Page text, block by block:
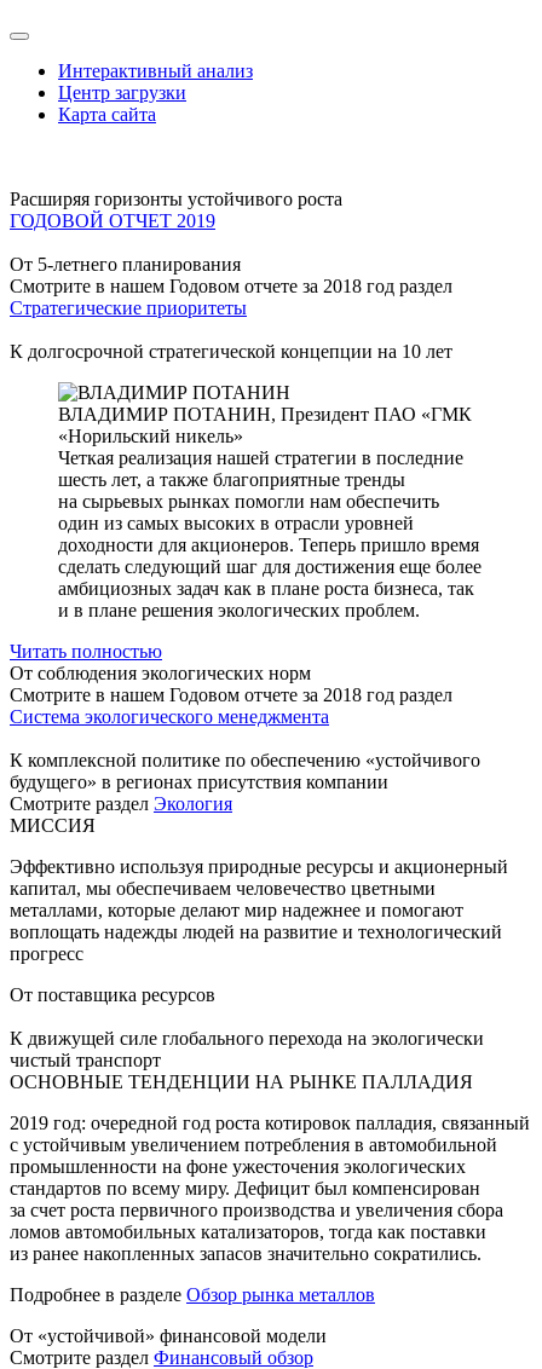
Интерактивный анализ
Центр загрузки
Карта сайта
Расширяя горизонты устойчивого роста
ГОДОВОЙ ОТЧЕТ 2019
От 5-летнего планирования
Смотрите в нашем Годовом отчете за 2018 год раздел
Стратегические приоритеты
К долгосрочной стратегической концепции на 10 лет
ВЛАДИМИР ПОТАНИН, Президент ПАО «ГМК
«Норильский никель»
Четкая реализация нашей стратегии в последние
шесть лет, а также благоприятные тренды
на сырьевых рынках помогли нам обеспечить
один из самых высоких в отрасли уровней
доходности для акционеров. Теперь пришло время
сделать следующий шаг для достижения еще более
амбициозных задач как в плане роста бизнеса, так
и в плане решения экологических проблем.
Читать полностью
От соблюдения экологических норм
Смотрите в нашем Годовом отчете за 2018 год раздел
Система экологического менеджмента
К комплексной политике по обеспечению «устойчивого
будущего» в регионах присутствия компании
Смотрите раздел Экология
МИССИЯ
Эффективно используя природные ресурсы и акционерный
капитал, мы обеспечиваем человечество цветными
металлами, которые делают мир надежнее и помогают
воплощать надежды людей на развитие и технологический
прогресс
От поставщика ресурсов
К движущей силе глобального перехода на экологически
чистый транспорт
ОСНОВНЫЕ ТЕНДЕНЦИИ НА РЫНКЕ ПАЛЛАДИЯ
2019 год: очередной год роста котировок палладия, связанный
с устойчивым увеличением потребления в автомобильной
промышленности на фоне ужесточения экологических
стандартов по всему миру. Дефицит был компенсирован
за счет роста первичного производства и увеличения сбора
ломов автомобильных катализаторов, тогда как поставки
из ранее накопленных запасов значительно сократились.
Подробнее в разделе Обзор рынка металлов
От «устойчивой» финансовой модели
Смотрите раздел Финансовый обзор